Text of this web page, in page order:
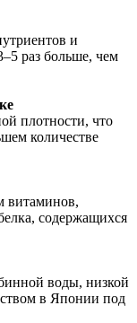
и
раз больше, чем
плотности, что
количестве
витаминов,
содержащихся
воды, низкой
в Японии под